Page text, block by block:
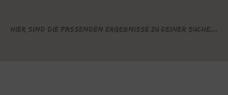
Hier sind die passenden Ergebnisse zu deiner Suche...